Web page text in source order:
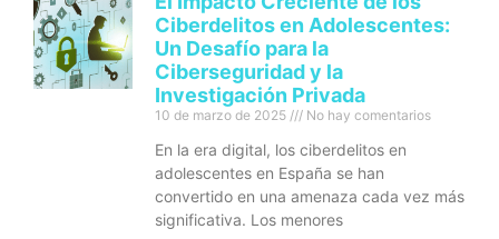
Ciberdelitos en Adolescentes:
Un Desafío para la
Ciberseguridad y la
Investigación Privada
10 de marzo de 2025 No hay comentarios
En la era digital, los ciberdelitos en
adolescentes en España se han
convertido en una amenaza cada vez más
significativa. Los menores